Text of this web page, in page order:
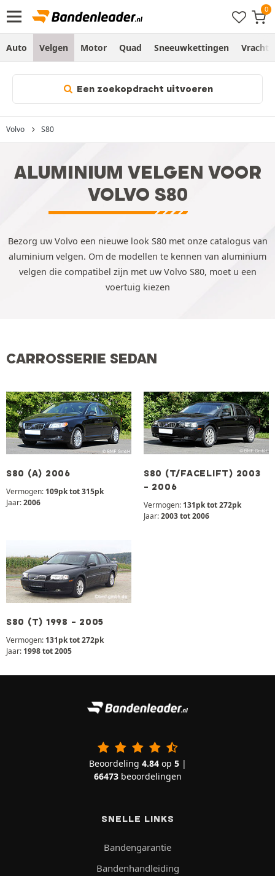
Auto Velgen Motor Quad Sneeuwkettingen
Een zoekopdracht uitvoeren
Volvo S80
ALUMINIUM VELGEN VOOR
VOLVO S80
Bezorg uw Volvo een nieuwe look S80 met onze catalogus van
aluminium velgen. Om de modellen te kennen van aluminium
velgen die compatibel zijn met uw Volvo S80, moet u een
voertuig kiezen
CARROSSERIE SEDAN
S80 (A) 2006
Vermogen: 109pk tot 315pk
Jaar:2006
S80 (T/FACELIFT) 2003
- 2006
Vermogen: 131pk tot 272pk
Jaar:2003 tot 2006
S80 (T) 1998 - 2005
Vermogen: 131pk tot 272pk
Jaar: 1998 tot 2005
Beoordeling 4.84op 5|
66473beoordelingen
SNELLE LINKS
Bandengarantie
Bandenhandleiding